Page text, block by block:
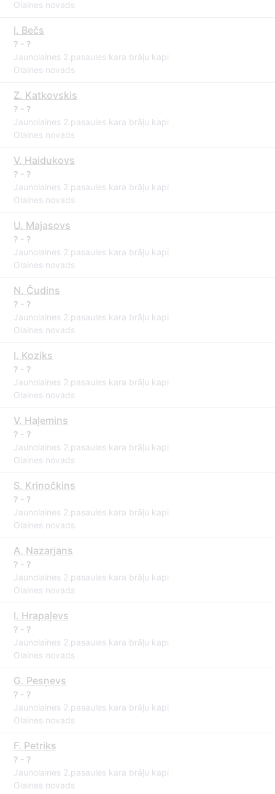
Olaines novads
I. Bečs
? - ?
Jaunolaines 2.pasaules kara brāļu kapi
Olaines novads
Z. Katkovskis
? - ?
Jaunolaines 2.pasaules kara brāļu kapi
Olaines novads
V. Haidukovs
? - ?
Jaunolaines 2.pasaules kara brāļu kapi
Olaines novads
U. Majasovs
? - ?
Jaunolaines 2.pasaules kara brāļu kapi
Olaines novads
N. Čudins
? - ?
Jaunolaines 2.pasaules kara brāļu kapi
Olaines novads
I. Koziks
? - ?
Jaunolaines 2.pasaules kara brāļu kapi
Olaines novads
V. Haļemins
? - ?
Jaunolaines 2.pasaules kara brāļu kapi
Olaines novads
S. Krinočkins
? - ?
Jaunolaines 2.pasaules kara brāļu kapi
Olaines novads
A. Nazarjans
? - ?
Jaunolaines 2.pasaules kara brāļu kapi
Olaines novads
I. Hrapaļevs
? - ?
Jaunolaines 2.pasaules kara brāļu kapi
Olaines novads
G. Pesņevs
? - ?
Jaunolaines 2.pasaules kara brāļu kapi
Olaines novads
F. Petriks
? - ?
Jaunolaines 2.pasaules kara brāļu kapi
Olaines novads